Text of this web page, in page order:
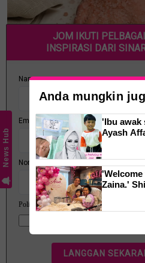
News Hub
Anda mungkin
'Ibu awak
Ayash
Zaina.'